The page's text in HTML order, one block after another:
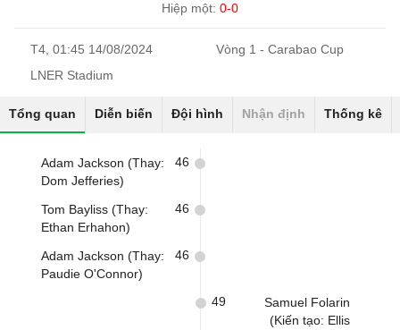
Hiệp một: 0-0
T4, 01:45 14/08/2024
Vòng 1 - Carabao Cup
LNER Stadium
Tổng quan Diễn biến Đội hình Nhận định Thống kê
Adam Jackson (Thay:
Dom Jefferies)
46
Tom Bayliss (Thay:
Ethan Erhahon)
46
Adam Jackson (Thay:
Paudie O'Connor)
46
Samuel Folarin
(Kiến tạo: Ellis
49